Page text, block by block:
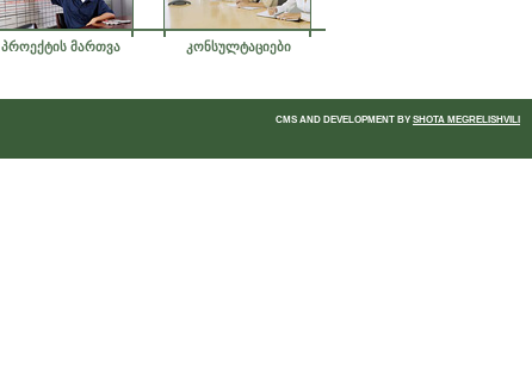
პროექტის მართვა კონსულტაციები
CMS AND DEVELOPMENT BY SHOTA MEGRELISHVILI